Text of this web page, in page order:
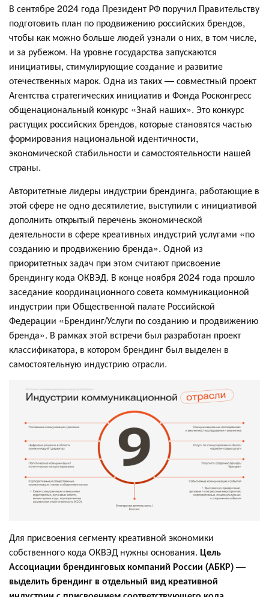
В сентябре 2024 года Президент РФ поручил Правительству
подготовить план по продвижению российских брендов,
чтобы как можно больше людей узнали о них, в том числе,
и за рубежом. На уровне государства запускаются
инициативы, стимулирующие создание и развитие
отечественных марок. Одна из таких — совместный проект
Агентства стратегических инициатив и Фонда Росконгресс
общенациональный конкурс «Знай наших». Это конкурс
растущих российских брендов, которые становятся частью
формирования национальной идентичности,
экономической стабильности и самостоятельности нашей
страны.
Авторитетные лидеры индустрии брендинга, работающие в
этой сфере не одно десятилетие, выступили с инициативой
дополнить открытый перечень экономической
деятельности в сфере креативных индустрий услугами «по
созданию и продвижению бренда». Одной из
приоритетных задач при этом считают присвоение
брендингу кода ОКВЭД. В конце ноября 2024 года прошло
заседание координационного совета коммуникационной
индустрии при Общественной палате Российской
Федерации «Брендинг/Услуги по созданию и продвижению
бренда». В рамках этой встречи был разработан проект
классификатора, в котором брендинг был выделен в
самостоятельную индустрию отрасли.
Для присвоения сегменту креативной экономики
собственного кода ОКВЭД нужны основания. Цель
Ассоциации брендинговых компаний России (АБКР) —
выделить брендинг в отдельный вид креативной